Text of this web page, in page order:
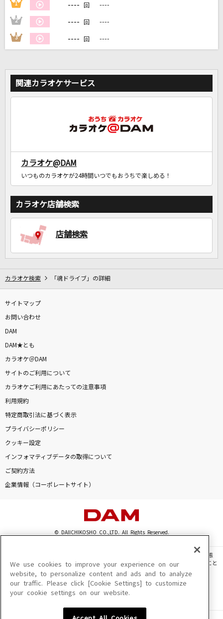
自宅でカラオケ歌い放題！
家族や友達と一緒に！練習にも！
1 ---- 回 ----
2 ---- 回 ----
3 ---- 回 ----
関連カラオケサービス
カラオケ@DAM
いつものカラオケが24時間いつでもおうちで楽しめる！
カラオケ店舗検索
店舗検索
カラオケ検索 「魂ドライブ」の詳細
サイトマップ
お問い合わせ
DAM
DAM★とも
カラオケ＠DAM
サイトのご利用について
カラオケご利用にあたっての注意事項
利用規約
特定商取引法に基づく表示
プライバシーポリシー
クッキー設定
インフォマティブデータの取得について
ご契約方法
企業情報（コーポレートサイト）
© DAIICHIKOSHO CO.,LTD. All Rights Reserved.
このサイトに掲載されている一切の文章・画像・写真・動画・音声等を、手段や形態
を問わず、著作権法の定める範囲を超えて無断で複製、転載、ファイル化などすること
を禁じます。
楽曲及びコンテンツは、機種によりご利用いただけない場合があります。
楽曲及びコンテンツの配信日、配信内容が変更になる場合があります。
We use cookies to improve your experience on our
website, to personalize content and ads and to analyze
our traffic. Please click [Cookie Settings] to customize
your cookie settings on our website.